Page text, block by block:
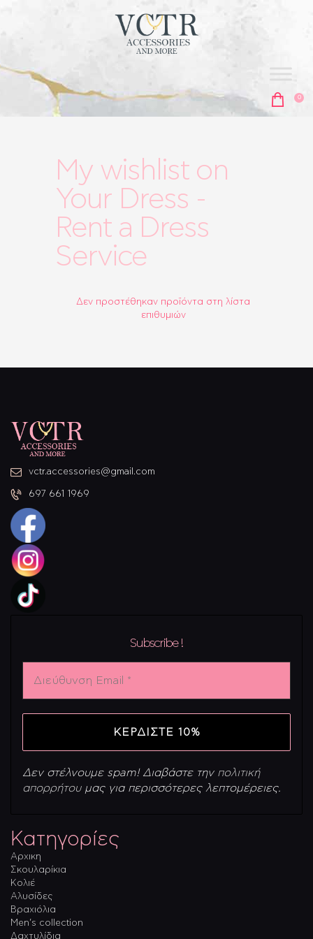
0
vctr
ΑΡΧΙΚΗ
ΣΚΟΥΛΑΡΊΚΙΑ
ΚΟΛΙΈ
ΑΛΥΣΊΔΕΣ
ΒΡΑΧΙΌΛΙΑ
MEN'S COLLECTION
ΔΑΧΤΥΛΊΔΙΑ
ΑΞΕΣΟΥΆΡ
ΤΣΆΝΤΕΣ
SALES
My wishlist on
Your Dress -
Rent a Dress
Service
Δεν προστέθηκαν προϊόντα στη λίστα
επιθυμιών
vctr.accessories@gmail.com
697 661 1969
Subscribe !
Email
Δεν στέλνουμε spam! Διαβάστε την πολιτική
απορρήτουμας για περισσότερες λεπτομέρειες.
Κατηγορίες
Αρχικη
Σκουλαρίκια
Κολιέ
Αλυσίδες
Βραχιόλια
Men’s collection
Δαχτυλίδια